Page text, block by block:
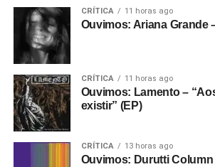
CRÍTICA 11 horas ago
Ouvimos: Ariana Grande
CRÍTICA 11 horas ago
Ouvimos: Lamento –
existir” (EP)
CRÍTICA 13 horas ago
Ouvimos: Durutti Column